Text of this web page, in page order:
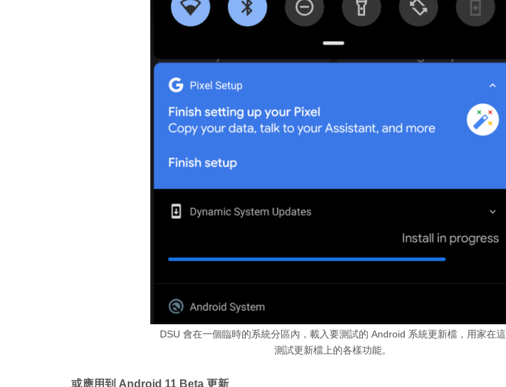
DSU 會在一個臨時的系統分區內，載入要測試的 Android 系統更新檔，用家在這
測試更新檔上的各樣功能。
或應用到 Android 11 Beta 更新